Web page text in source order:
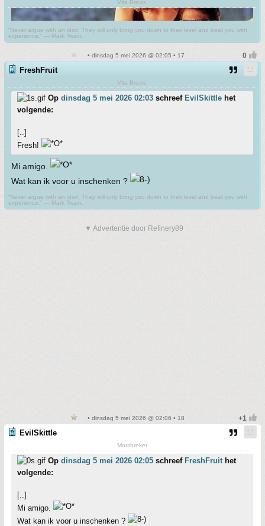
Vita Brevis.
“Never argue with an idiot. They will only bring you down to their level and beat you with
experience.” ― Mark Twain.
• dinsdag 5 mei 2026 @ 02:05 • 17
FreshFruit
Vita Brevis.
Op dinsdag 5 mei 2026 02:03 schreef EvilSkittle het
volgende:
[..]
Fresh!
Mi amigo.
Wat kan ik voor u inschenken ?
“Never argue with an idiot. They will only bring you down to their level and beat you with
experience.” ― Mark Twain.
▼ Advertentie door Refinery89
• dinsdag 5 mei 2026 @ 02:06 • 18
EvilSkittle
Marsbreker
Op dinsdag 5 mei 2026 02:05 schreef FreshFruit het
volgende:
[..]
Mi amigo.
Wat kan ik voor u inschenken ?